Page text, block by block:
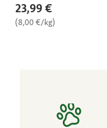
23,99 €
(8,00 €/kg)